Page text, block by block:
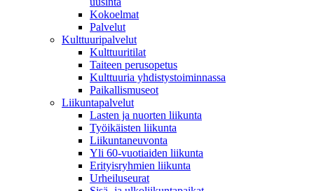
Kokoelmat
Palvelut
Kulttuuripalvelut
Kulttuuritilat
Taiteen perusopetus
Kulttuuria yhdistystoiminnassa
Paikallismuseot
Liikuntapalvelut
Lasten ja nuorten liikunta
Työikäisten liikunta
Liikuntaneuvonta
Yli 60-vuotiaiden liikunta
Erityisryhmien liikunta
Urheiluseurat